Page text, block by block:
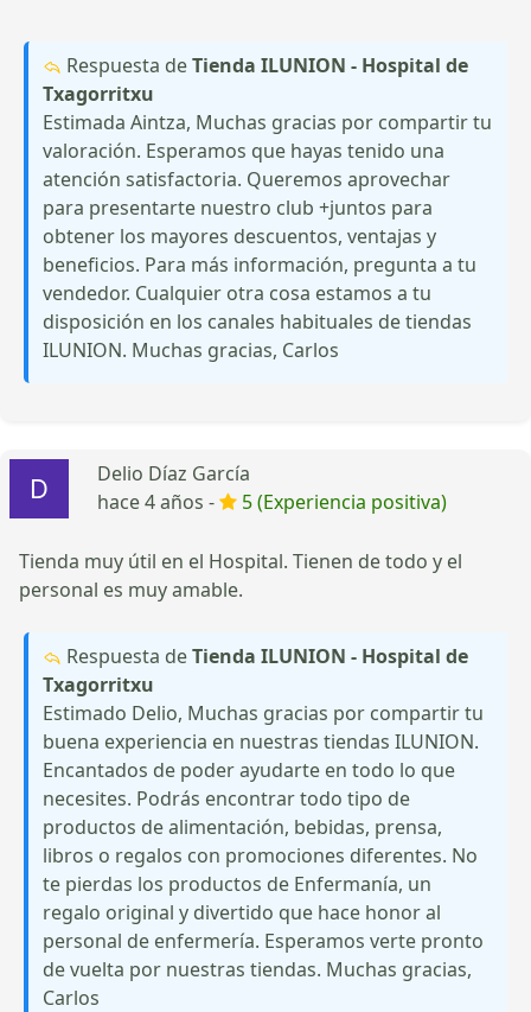
Respuesta deTienda ILUNION - Hospital de
Txagorritxu
Estimada Aintza, Muchas gracias por compartir tu
valoración. Esperamos que hayas tenido una
atención satisfactoria. Queremos aprovechar
para presentarte nuestro club +juntos para
obtener los mayores descuentos, ventajas y
beneficios. Para más información, pregunta a tu
vendedor. Cualquier otra cosa estamos a tu
disposición en los canales habituales de tiendas
ILUNION. Muchas gracias, Carlos
Delio Díaz García
hace 4 años -
5 (Experiencia positiva)
Tienda muy útil en el Hospital. Tienen de todo y el
personal es muy amable.
Respuesta deTienda ILUNION - Hospital de
Txagorritxu
Estimado Delio, Muchas gracias por compartir tu
buena experiencia en nuestras tiendas ILUNION.
Encantados de poder ayudarte en todo lo que
necesites. Podrás encontrar todo tipo de
productos de alimentación, bebidas, prensa,
libros o regalos con promociones diferentes. No
te pierdas los productos de Enfermanía, un
regalo original y divertido que hace honor al
personal de enfermería. Esperamos verte pronto
de vuelta por nuestras tiendas. Muchas gracias,
Carlos